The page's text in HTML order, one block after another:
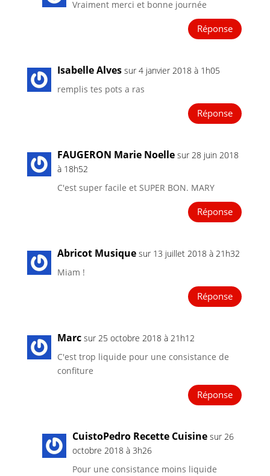
Vraiment merci et bonne journée
Réponse
Isabelle Alves sur 4 janvier 2018 à 1h05
remplis tes pots a ras
Réponse
FAUGERON Marie Noelle sur 28 juin 2018
à 18h52
C'est super facile et SUPER BON. MARY
Réponse
Abricot Musique sur 13 juillet 2018 à 21h32
Miam !
Réponse
Marc sur 25 octobre 2018 à 21h12
C'est trop liquide pour une consistance de
confiture
Réponse
CuistoPedro Recette Cuisine sur 26
octobre 2018 à 3h26
Pour une consistance moins liquide